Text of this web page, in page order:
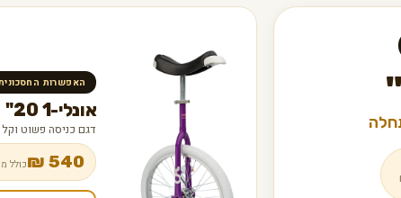
האפשרות
אונלי-1 20"
דגם כניסה פשוט וקל · 4 צבעים
540 ₪ כולל